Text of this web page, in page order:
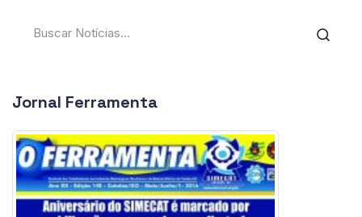
Jornal Ferramenta